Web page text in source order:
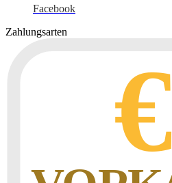
Facebook
Zahlungsarten